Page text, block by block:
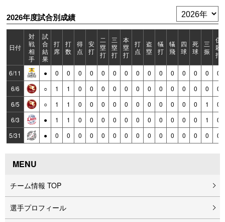
2026年度試合別成績
日付
対
戦
相
手
試
合
結
果
打
席
打
数
得
点
安
打
二
塁
打
三
塁
打
本
塁
打
打
点
盗
塁
犠
打
犠
飛
四
球
死
球
三
振
併
殺
打
6/11 ● 0 0 0 0 0 0 0 0 0 0 0 0 0 0
0
6/6
○ 1 1 0 0 0 0 0 0 0 0 0 0 0 0
0
6/5
○ 1 1 0 0 0 0 0 0 0 0 0 0 0 1
0
6/3
● 1 1 0 0 0 0 0 0 0 0 0 0 0 1
0
5/31
● 0 0 0 0 0 0 0 0 0 0 0 0 0 0 0
MENU
チーム情報 TOP
選手プロフィール